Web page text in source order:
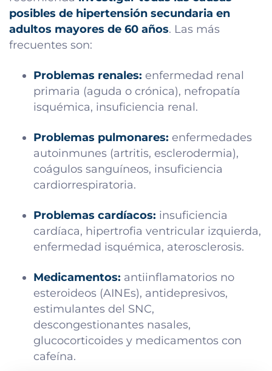
posibles de hipertensión secundaria en
adultos mayores de 60 años. Las más
frecuentes son:
Problemas renales: enfermedad renal
primaria (aguda o crónica), nefropatía
isquémica, insuficiencia renal.
Problemas pulmonares: enfermedades
autoinmunes (artritis, esclerodermia),
coágulos sanguíneos, insuficiencia
cardiorrespiratoria.
Problemas cardíacos: insuficiencia
cardíaca, hipertrofia ventricular izquierda,
enfermedad isquémica, aterosclerosis.
Medicamentos: antiinflamatorios no
esteroideos (AINEs), antidepresivos,
estimulantes del SNC,
descongestionantes nasales,
glucocorticoides y medicamentos con
cafeína.